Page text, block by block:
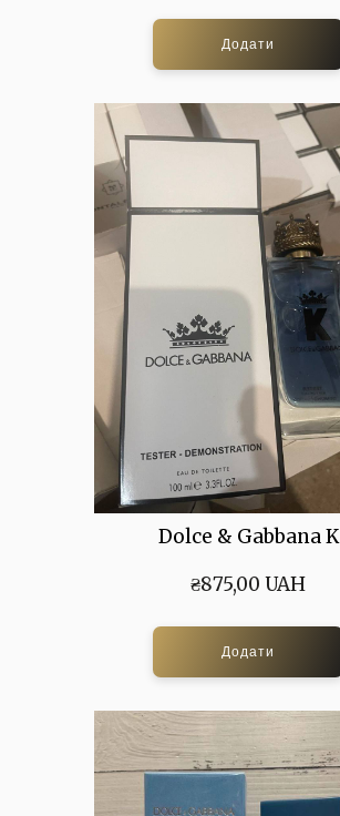
Додати
Dolce & Gabbana K
₴875,00 UAH
Додати